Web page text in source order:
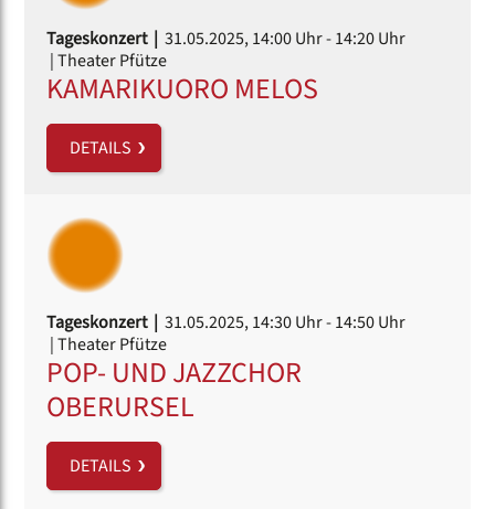
Tageskonzert | 31.05.2025, 14:00 Uhr- 14:20 Uhr
| Theater Pfütze
KAMARIKUORO MELOS
DETAILS
Tageskonzert | 31.05.2025, 14:30 Uhr- 14:50 Uhr
| Theater Pfütze
POP- UND JAZZCHOR
OBERURSEL
DETAILS